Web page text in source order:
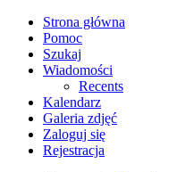
Strona główna
Pomoc
Szukaj
Wiadomości
Recents
Kalendarz
Galeria zdjęć
Zaloguj się
Rejestracja